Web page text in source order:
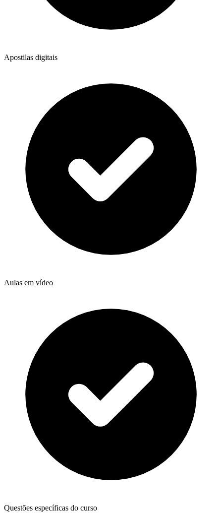
Apostilas digitais
Aulas em vídeo
Questões específicas do curso